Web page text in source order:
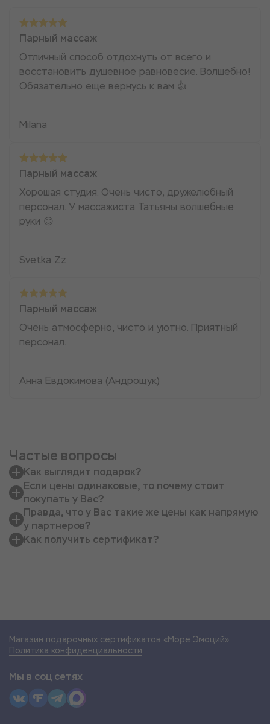
Парный массаж
Отличный способ отдохнуть от всего и
восстановить душевное равновесие. Волшебно!
Обязательно еще вернусь к вам 👍
Milana
Парный массаж
Хорошая студия. Очень чисто, дружелюбный
персонал. У массажиста Татьяны волшебные
руки 😊
Svetka Zz
Парный массаж
Очень атмосферно, чисто и уютно. Приятный
персонал.
Анна Евдокимова (Андрощук)
Частые вопросы
Как выглядит подарок?
Если цены одинаковые, то почему стоит
покупать у Вас?
Правда, что у Вас такие же цены как напрямую
у партнеров?
Как получить сертификат?
Магазин подарочных сертификатов «Море Эмоций»
Политика конфиденциальности
Мы в соц сетях